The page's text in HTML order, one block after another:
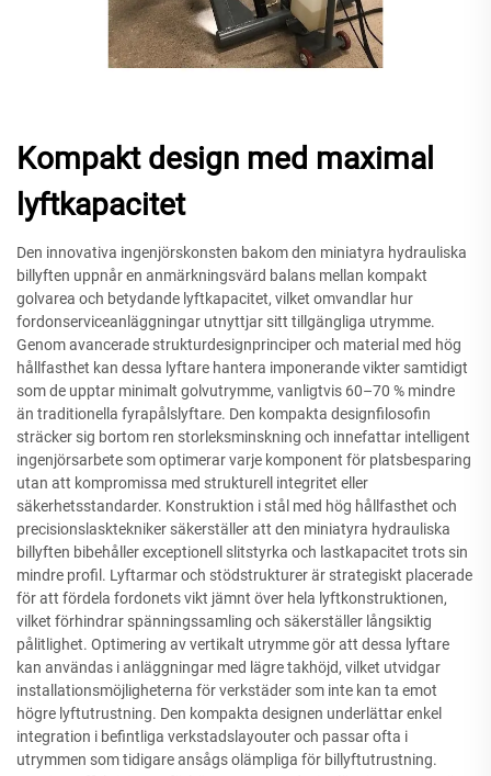
Kompakt design med maximal
lyftkapacitet
Den innovativa ingenjörskonsten bakom den miniatyra hydrauliska
billyften uppnår en anmärkningsvärd balans mellan kompakt
golvarea och betydande lyftkapacitet, vilket omvandlar hur
fordonserviceanläggningar utnyttjar sitt tillgängliga utrymme.
Genom avancerade strukturdesignprinciper och material med hög
hållfasthet kan dessa lyftare hantera imponerande vikter samtidigt
som de upptar minimalt golvutrymme, vanligtvis 60–70 % mindre
än traditionella fyrapålslyftare. Den kompakta designfilosofin
sträcker sig bortom ren storleksminskning och innefattar intelligent
ingenjörsarbete som optimerar varje komponent för platsbesparing
utan att kompromissa med strukturell integritet eller
säkerhetsstandarder. Konstruktion i stål med hög hållfasthet och
precisionslasktekniker säkerställer att den miniatyra hydrauliska
billyften bibehåller exceptionell slitstyrka och lastkapacitet trots sin
mindre profil. Lyftarmar och stödstrukturer är strategiskt placerade
för att fördela fordonets vikt jämnt över hela lyftkonstruktionen,
vilket förhindrar spänningssamling och säkerställer långsiktig
pålitlighet. Optimering av vertikalt utrymme gör att dessa lyftare
kan användas i anläggningar med lägre takhöjd, vilket utvidgar
installationsmöjligheterna för verkstäder som inte kan ta emot
högre lyftutrustning. Den kompakta designen underlättar enkel
integration i befintliga verkstadslayouter och passar ofta i
utrymmen som tidigare ansågs olämpliga för billyftutrustning.